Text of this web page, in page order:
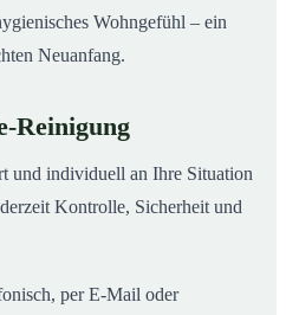
Wohngefühl – ein
Neuanfang.
Reinigung
und individuell an Ihre Situation
Kontrolle, Sicherheit und
per E-Mail oder